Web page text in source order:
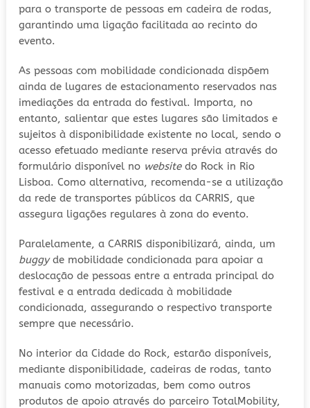
para o transporte de pessoas em cadeira de rodas,
garantindo uma ligação facilitada ao recinto do
evento.
As pessoas com mobilidade condicionada dispõem
ainda de lugares de estacionamento reservados nas
imediações da entrada do festival. Importa, no
entanto, salientar que estes lugares são limitados e
sujeitos à disponibilidade existente no local, sendo o
acesso efetuado mediante reserva prévia através do
formulário disponível no websitedo Rock in Rio
Lisboa. Como alternativa, recomenda-se a utilização
da rede de transportes públicos da CARRIS, que
assegura ligações regulares à zona do evento.
Paralelamente, a CARRIS disponibilizará, ainda, um
buggyde mobilidade condicionada para apoiar a
deslocação de pessoas entre a entrada principal do
festival e a entrada dedicada à mobilidade
condicionada, assegurando o respectivo transporte
sempre que necessário.
No interior da Cidade do Rock, estarão disponíveis,
mediante disponibilidade, cadeiras de rodas, tanto
manuais como motorizadas, bem como outros
produtos de apoio através do parceiro TotalMobility,